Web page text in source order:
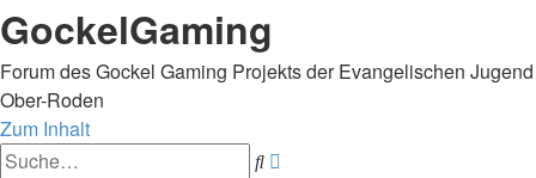
GockelGaming
Forum des Gockel Gaming Projekts der Evangelischen Jugend
Ober-Roden
Zum Inhalt
Suche